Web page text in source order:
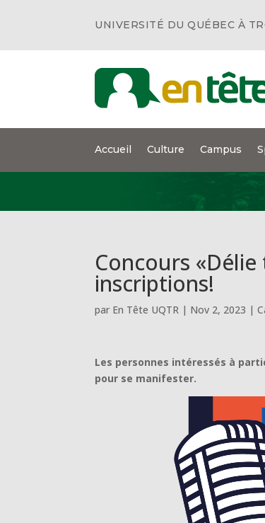
UNIVERSITÉ DU QUÉBEC À
Accueil Culture Campus
Concours
inscriptions!
par En Tête UQTR | Nov 2, 2023 |
Les personnes intéressés à
pour se manifester.